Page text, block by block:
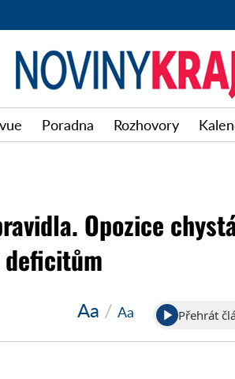
Noviny
kraje
Poradna Rozhovory
Opozice
Aa / Aa Přehrát